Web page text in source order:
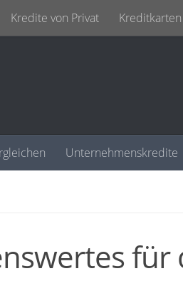
Kredite von Privat
Unternehmenskredite
für